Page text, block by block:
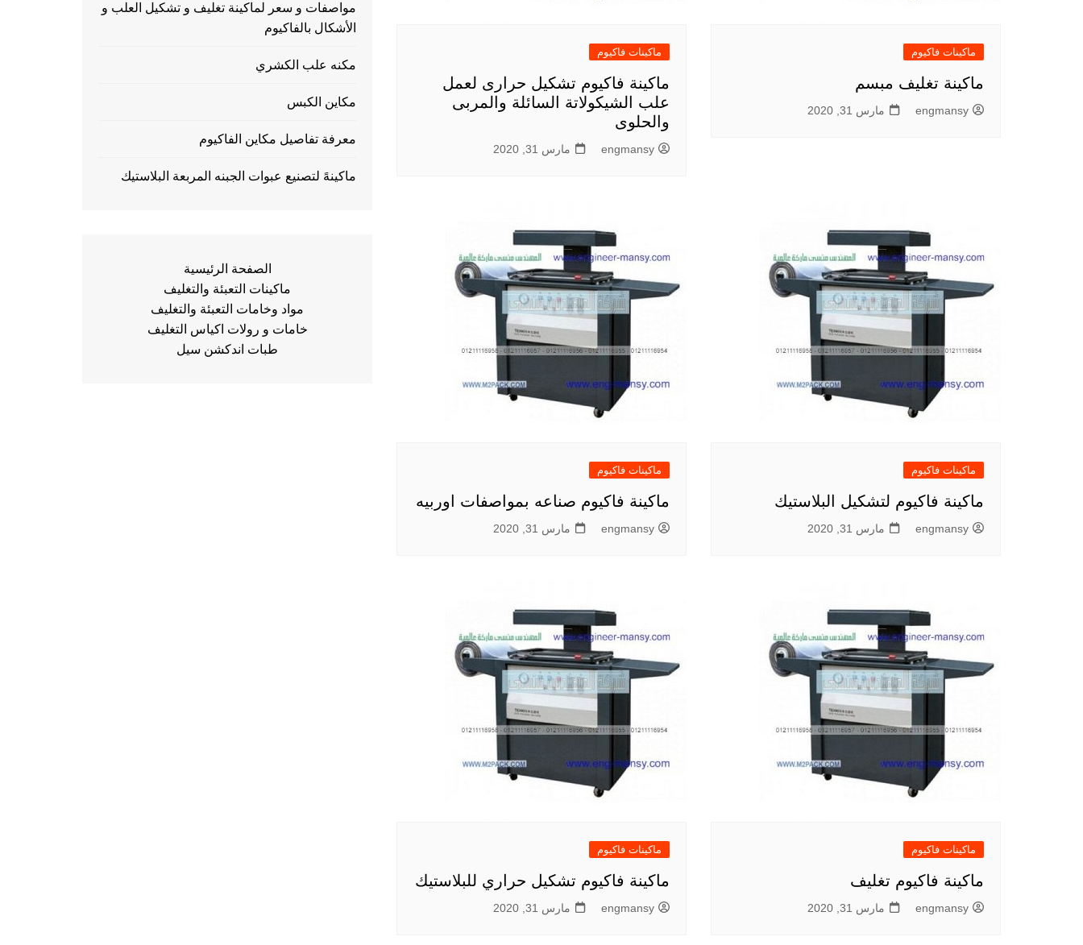
ماكينات فاكيوم
ماكينة تغليف مبسم
engmansy مارس 31, 2020
ماكينات فاكيوم
ماكينة فاكيوم تشكيل حرارى لعمل
علب الشيكولاتة السائلة والمربى
والحلوى
engmansy مارس 31, 2020
ماكينات فاكيوم
ماكينة فاكيوم لتشكيل البلاستيك
engmansy مارس 31, 2020
ماكينات فاكيوم
ماكينة فاكيوم صناعه بمواصفات اوربيه
engmansy مارس 31, 2020
ماكينات فاكيوم
ماكينة فاكيوم تغليف
engmansy مارس 31, 2020
ماكينات فاكيوم
ماكينة فاكيوم تشكيل حراري للبلاستيك
engmansy مارس 31, 2020
مواصفات و سعر لماكينة تغليف و تشكيل العلب و
الأشكال بالفاكيوم
مكنه علب الكشري
مكاين الكبس
معرفة تفاصيل مكاين الفاكيوم
ماكينهً لتصنيع عبوات الجبنه المربعة البلاستيك
الصفحة الرئيسية
ماكينات التعبئة والتغليف
مواد وخامات التعبئة والتغليف
خامات و رولات اكياس التغليف
طبات اندكشن سيل